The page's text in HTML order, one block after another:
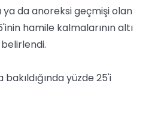
da anoreksi geçmişi olan
hamile kalmalarının altı
yüzde 25'i